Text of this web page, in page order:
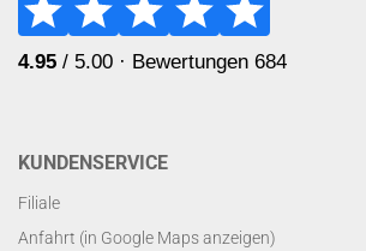
KUNDENSERVICE
Filiale
Anfahrt (in Google Maps anzeigen)